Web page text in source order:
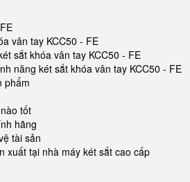
vân tay KCC50 - FE
sắt khóa vân tay KCC50 - FE
năng két sắt khóa vân tay KCC50 - FE
phẩm
tốt
hãng
tài sản
xuất tại nhà máy két sắt cao cấp